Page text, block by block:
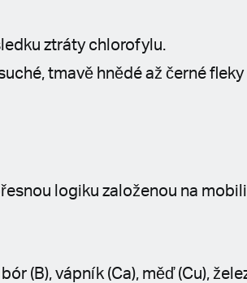
ztráty chlorofylu.
tmavě hnědé až černé fleky
logiku založenou na
(B), vápník (Ca), měď (Cu),